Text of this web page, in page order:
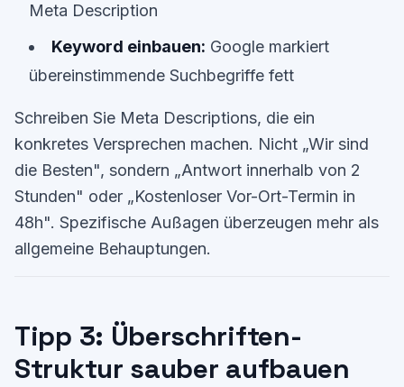
Meta Description
Keyword einbauen: Google markiert
übereinstimmende Suchbegriffe fett
Schreiben Sie Meta Descriptions, die ein
konkretes Versprechen machen. Nicht „Wir sind
die Besten", sondern „Antwort innerhalb von 2
Stunden" oder „Kostenloser Vor-Ort-Termin in
48h". Spezifische Außagen überzeugen mehr als
allgemeine Behauptungen.
Tipp 3: Überschriften-
Struktur sauber aufbauen